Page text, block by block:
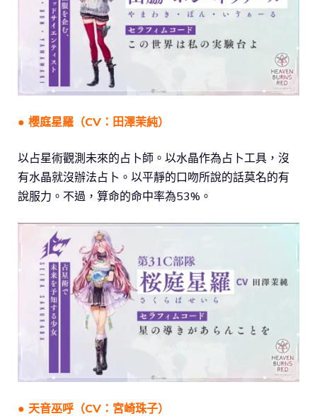
● 櫻庭星羅（CV：田澤茉純）
以占星術觀測未來的占卜師。以水晶作為占卜工具，沒
有水晶就沒辦法占卜。以平靜的口吻所說的話莫名的有
說服力。不過，算命的命中率為53%。
● 天音巫呼（CV：宮崎珠子）